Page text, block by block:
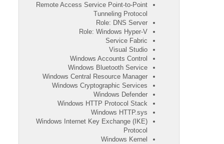
Remote Access Service Point-to-Point
Tunneling Protocol
Role: DNS Server
Role: Windows Hyper-V
Service Fabric
Visual Studio
Windows Accounts Control
Windows Bluetooth Service
Windows Central Resource Manager
Windows Cryptographic Services
Windows Defender
Windows HTTP Protocol Stack
Windows HTTP.sys
Windows Internet Key Exchange (IKE)
Protocol
Windows Kernel